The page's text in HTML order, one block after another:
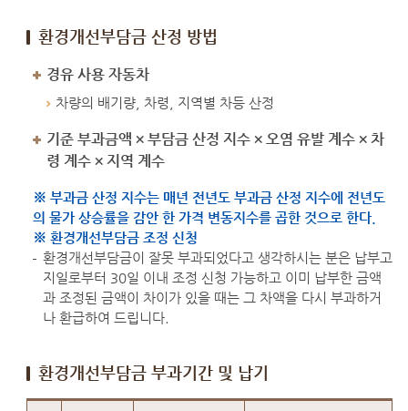
환경개선부담금 산정 방법
경유 사용 자동차
차량의 배기량, 차령, 지역별 차등 산정
기준 부과금액 × 부담금 산정 지수 × 오염 유발 계수 × 차
령 계수 × 지역 계수
※ 부과금 산정 지수는 매년 전년도 부과금 산정 지수에 전년도
의 물가 상승률을 감안 한 가격 변동지수를 곱한 것으로 한다.
※ 환경개선부담금 조정 신청
환경개선부담금이 잘못 부과되었다고 생각하시는 분은 납부고
지일로부터 30일 이내 조정 신청 가능하고 이미 납부한 금액
과 조정된 금액이 차이가 있을 때는 그 차액을 다시 부과하거
나 환급하여 드립니다.
환경개선부담금 부과기간 및 납기